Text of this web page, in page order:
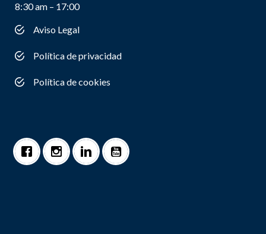
8:30 am – 17:00
Aviso Legal
Política de privacidad
Política de cookies